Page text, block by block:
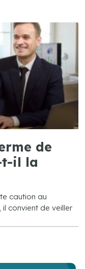
de
t-il la
caution au
convient de veiller